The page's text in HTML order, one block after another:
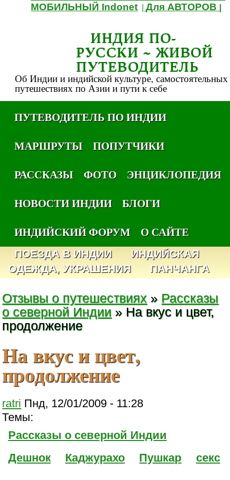
МОБИЛЬНЫЙ Indonet |Для АВТОРОВ
ИНДИЯ ПО-
РУССКИ ~ ЖИВОЙ
ПУТЕВОДИТЕЛЬ
Об Индии и индийской культуре, самостоятельных
путешествиях по Азии и пути к себе
ПУТЕВОДИТЕЛЬ ПО ИНДИИ
МАРШРУТЫ
ПОПУТЧИКИ
РАССКАЗЫ
ФОТО
ЭНЦИКЛОПЕДИЯ
НОВОСТИ ИНДИИ
БЛОГИ
ИНДИЙСКИЙ ФОРУМ
О САЙТЕ
ПОЕЗДА В ИНДИИ
ИНДИЙСКАЯ
ОДЕЖДА, УКРАШЕНИЯ
ПАНЧАНГА
Отзывы о путешествиях » Рассказы
о северной Индии » На вкус и цвет,
продолжение
На вкус и цвет,
продолжение
ratri Пнд, 12/01/2009 - 11:28
Темы:
Рассказы о северной Индии
Дешнок
Каджурахо Пушкар секс